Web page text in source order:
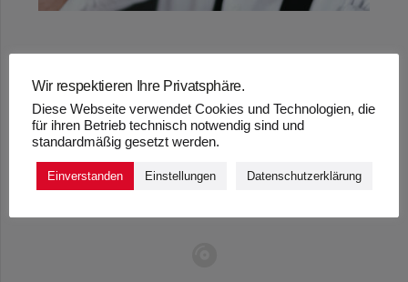
„VIELLEICHT FÜR
IMMER“ – CHRISTIAN
LAIS
Wir respektieren Ihre Privatsphäre.
Diese Webseite verwendet Cookies und Technologien, die
für ihren Betrieb technisch notwendig sind und
standardmäßig gesetzt werden.
Einverstanden Einstellungen Datenschutzerklärung